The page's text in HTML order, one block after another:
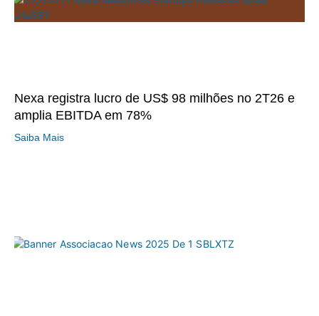
Nexa registra lucro de US$ 98 milhões no 2T26 e
amplia EBITDA em 78%
Saiba Mais